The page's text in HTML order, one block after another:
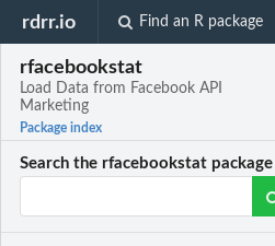
rdrr.io Find an R package
rfacebookstat
Load Data from Facebook API
Marketing
Package index
Search the rfacebookstat package